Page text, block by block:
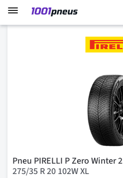
Pneu PIRELLI P Zero Winter 2
275/35 R 20 102W XL